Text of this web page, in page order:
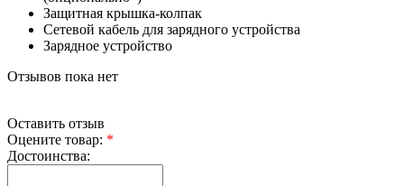
Защитная крышка-колпак
Сетевой кабель для зарядного устройства
Зарядное устройство
Отзывов пока нет
Оставить отзыв
Оцените товар: *
Достоинства: